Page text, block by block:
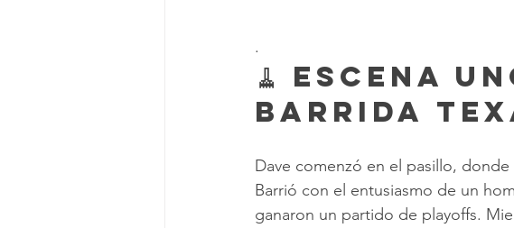
.
🧹 Escena
Barrida
Dave comenzó en el pasillo,
Barrió con el entusiasmo de un
ganaron un partido de playoffs.